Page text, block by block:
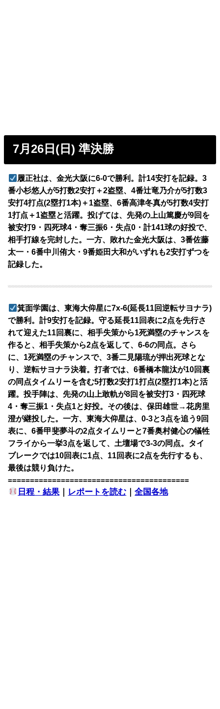
7月26日(日) 準決勝
履正社は、金光大阪に6-0で勝利。計14安打を記録。3
番小杉悠人が5打数2安打＋2盗塁、4番辻竜乃介が5打数3
安打4打点(2塁打1本)＋1盗塁、6番高津冬真が5打数4安打
1打点＋1盗塁と活躍。投げては、先発の上山篤慶が9回を
被安打9・四死球4・奪三振6・失点0・計141球の好投で、
相手打線を完封した。一方、敗れた金光大阪は、3番佐藤
太一・6番中川侑大・9番姫田大和がいずれも2安打ずつを
記録した。
箕面学園は、東海大仰星に7x-6(延長11回逆転サヨナラ)
で勝利。計9安打を記録。守る延長11回表に2点を先行さ
れて迎えた11回裏に、相手失策から1死満塁のチャンスを
作ると、相手失策から2点を返して、6-6の同点。さら
に、1死満塁のチャンスで、3番二見陽琉が押出死球とな
り、逆転サヨナラ決着。打者では、6番橋本龍汰が10回裏
の同点タイムリーを含む5打数2安打1打点(2塁打1本)と活
躍。投手陣は、先発の山上敢軌が8回を被安打3・四死球
4・奪三振1・失点1と好投。その後は、保田雄世→花房里
澄が継投した。一方、東海大仰星は、0-3と3点を追う9回
表に、6番甲斐夢斗の2点タイムリーと7番奥村健心の犠牲
フライから一挙3点を返して、土壇場で3-3の同点。タイ
ブレークでは10回表に1点、11回表に2点を先行するも、
最後は競り負けた。
=========================================
日程・結果｜ レポートを読む ｜全国各地